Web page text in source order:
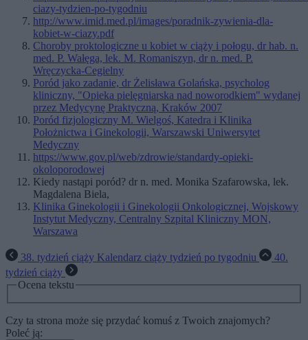
ciazy-tydzien-po-tygodniu
http://www.imid.med.pl/images/poradnik-zywienia-dla-
kobiet-w-ciazy.pdf
Choroby proktologiczne u kobiet w ciąży i połogu, dr hab. n.
med. P. Wałęga, lek. M. Romaniszyn, dr n. med. P.
Wręczycka-Cegielny
Poród jako zadanie, dr Żelisława Golańska, psycholog
kliniczny, "Opieka pielęgniarska nad noworodkiem" wydanej
przez Medycynę Praktyczną, Kraków 2007
Poród fizjologiczny M. Wielgoś, Katedra i Klinika
Położnictwa i Ginekologii, Warszawski Uniwersytet
Medyczny
https://www.gov.pl/web/zdrowie/standardy-opieki-
okoloporodowej
Kiedy nastąpi poród? dr n. med. Monika Szafarowska, lek.
Magdalena Biela,
Klinika Ginekologii i Ginekologii Onkologicznej, Wojskowy
Instytut Medyczny, Centralny Szpital Kliniczny MON,
Warszawa
38. tydzień ciąży Kalendarz ciąży tydzień po tygodniu
40.
tydzień ciąży
Ocena tekstu
Czy ta strona może się przydać komuś z Twoich znajomych?
Poleć ją: